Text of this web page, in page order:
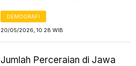
DEMOGRAFI
20/05/2026, 10:28 WIB
Jumlah Perceraian di Jawa